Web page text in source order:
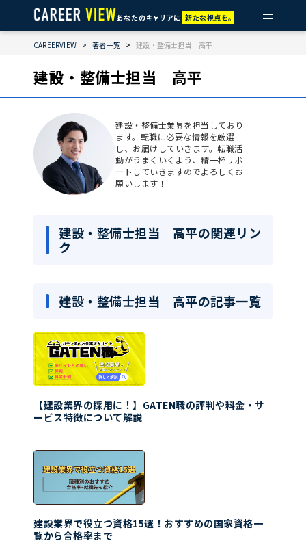
あなたのキャリアに 新たな視点を。
CAREERVIEW > 著者一覧 > 建設・整備士担当 高平
建設・整備士担当 高平
建設・整備士業界を担当しており
ます。転職に必要な情報を厳選
し、お届けしていきます。転職活
動がうまくいくよう、精一杯サポ
ートしていきますのでよろしくお
願いします！
建設・整備士担当 高平の関連リン
ク
建設・整備士担当 高平の記事一覧
【建設業界の採用に！】GATEN職の評判や料金・サ
ービス特徴について解説
建設業界で役立つ資格15選！おすすめの国家資格一
覧から合格率まで